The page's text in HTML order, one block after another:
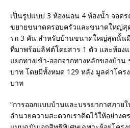
เป็นรูปแบบ 3 ห้องนอน 4 ห้องน้ำ จอด
ขยายขนาดครอบครัวและขนาดใหญ่สุ
รถ 3 คัน สำหรับบ้านขนาดใหญ่สุดนั้น
ที่มาพร้อมลิฟต์โดยสาร 1 ตัว และห้อง
แยกทางเข้า-ออกจากทางหลักของบ้าน
บาท โดยมีทั้งหมด 129 หลัง มูลค่าโค
บาท
“การออกแบบบ้านและบรรยากาศภาย
อำนวยความสะดวกเราคิดไว้ให้อย่าง